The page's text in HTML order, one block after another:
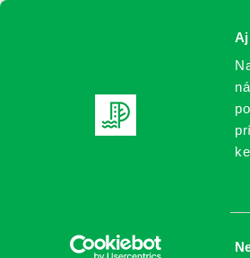
REGISTRUJTE SA